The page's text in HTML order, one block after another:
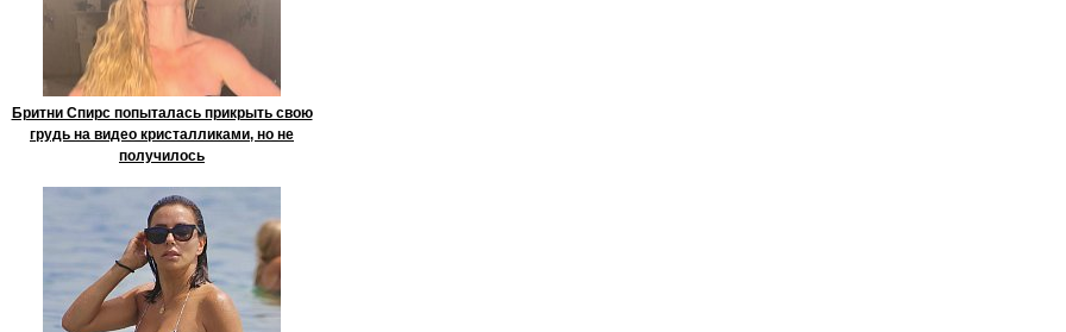
Бритни Спирс попыталась прикрыть свою
грудь на видео кристалликами, но не
получилось